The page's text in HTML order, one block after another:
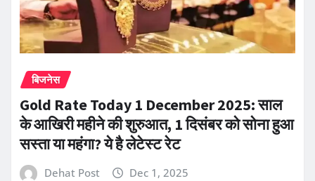
बिजनेस
Gold Rate Today 1 December 2025: साल
के आखिरी महीने की शुरुआत, 1 दिसंबर को सोना हुआ
सस्ता या महंगा? ये है लेटेस्ट रेट
Dehat Post Dec 1, 2025